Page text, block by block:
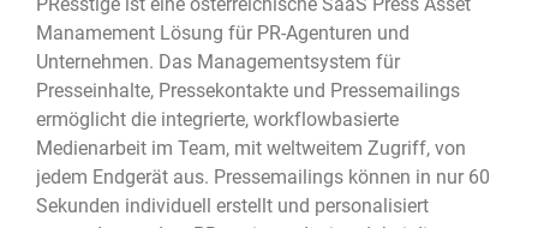
Manamement Lösung für PR-Agenturen und
Unternehmen. Das Managementsystem für
Presseinhalte, Pressekontakte und Pressemailings
ermöglicht die integrierte, workflowbasierte
Medienarbeit im Team, mit weltweitem Zugriff, von
jedem Endgerät aus. Pressemailings können in nur 60
Sekunden individuell erstellt und personalisiert